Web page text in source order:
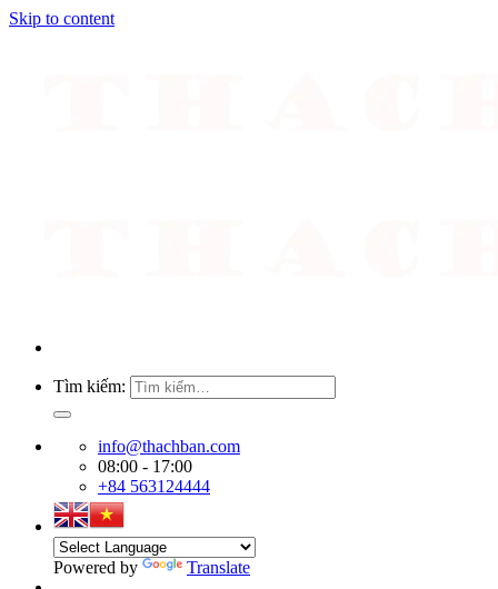
Skip to content
Tìm kiếm:
info@thachban.com
08:00 - 17:00
+84 563124444
Powered by Translate